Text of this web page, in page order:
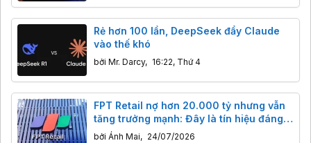
Rẻ hơn 100 lần, DeepSeek đẩy Claude
vào thế khó
bởi Mr. Darcy, 16:22, Thứ 4
FPT Retail nợ hơn 20.000 tỷ nhưng vẫn
tăng trưởng mạnh: Đây là tín hiệu đáng
lo hay bình thường với doanh nghiệp
bởi Ánh Mai, 24/07/2026